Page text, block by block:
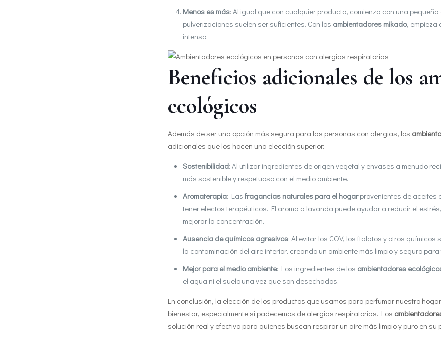
Menos es más: Al igual que con cualquier producto, comienza con una
pulverizaciones suelen ser suficientes. Con los ambientadores mikado, empieza
intenso.
Beneficios adicionales de los
ecológicos
Además de ser una opción más segura para las personas con alergias, los
adicionales que los hacen una elección superior:
Sostenibilidad: Al utilizar ingredientes de origen vegetal y envases a menudo
más sostenible y respetuoso con el medio ambiente.
Aromaterapia: Lasfragancias naturales para el hogarprovenientes de aceites
tener efectos terapéuticos. El aroma a lavanda puede ayudar a reducir el
mejorar la concentración.
Ausencia de químicos agresivos: Al evitar los COV, los ftalatos y otros químicos
la contaminación del aire interior, creando un ambiente más limpio y seguro
Mejor para el medio ambiente: Los ingredientes de los ambientadores
el agua ni el suelo una vez que son desechados.
En conclusión, la elección de los productos que usamos para perfumar nuestro
bienestar, especialmente si padecemos de alergias respiratorias. Los
solución real y efectiva para quienes buscan respirar un aire más limpio y puro en su